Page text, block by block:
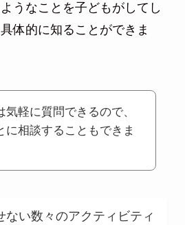
うなことを子どもがしてし
体的に知ることができま
気軽に質問できるので、
に相談することもできま
ない数々のアクティビティ